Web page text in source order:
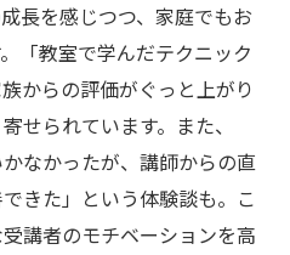
長を感じつつ、家庭でもお
「教室で学んだテクニック
からの評価がぐっと上がり
せられています。また、
なかったが、講師からの直
きた」という体験談も。こ
講者のモチベーションを高